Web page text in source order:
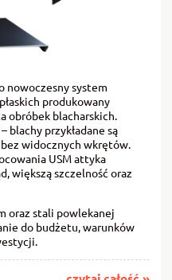
nowoczesny system
produkowany
obróbek blacharskich.
blachy przykładane są
bez widocznych wkrętów.
USM attyka
większą szczelność oraz
oraz stali powlekanej
do budżetu, warunków